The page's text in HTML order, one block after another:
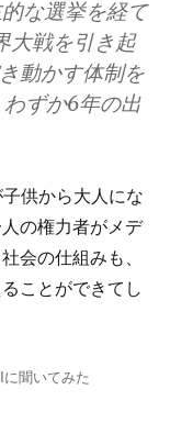
な選挙を経て
大戦を引き起
動かす体制を
わずか6年の出
供から大人にな
の権力者がメデ
会の仕組みも、
ことができてし
に聞いてみた